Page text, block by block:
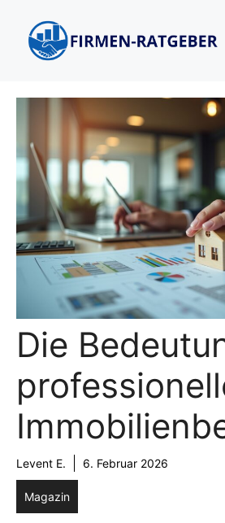
Inhalt
springen
Die
Levent E. 6. Februar 2026
Magazin